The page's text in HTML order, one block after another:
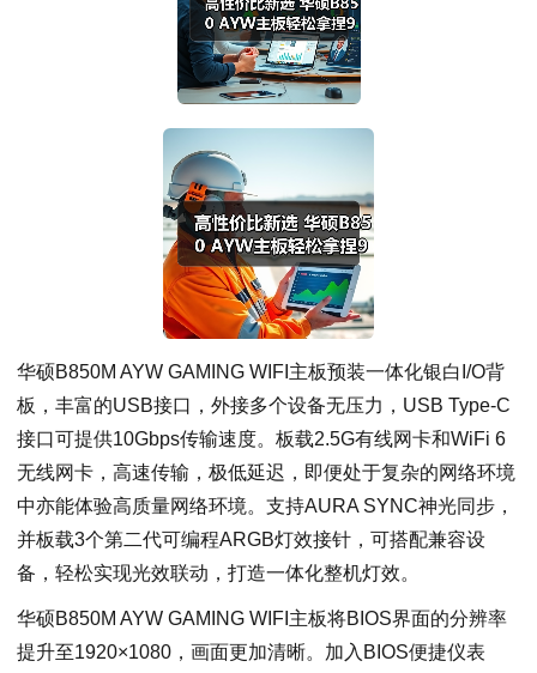
华硕B850M AYW GAMING WIFI主板预装一体化银白I/O背
板，丰富的USB接口，外接多个设备无压力，USB Type-C
接口可提供10Gbps传输速度。板载2.5G有线网卡和WiFi 6
无线网卡，高速传输，极低延迟，即便处于复杂的网络环境
中亦能体验高质量网络环境。支持AURA SYNC神光同步，
并板载3个第二代可编程ARGB灯效接针，可搭配兼容设
备，轻松实现光效联动，打造一体化整机灯效。
华硕B850M AYW GAMING WIFI主板将BIOS界面的分辨率
提升至1920×1080，画面更加清晰。加入BIOS便捷仪表